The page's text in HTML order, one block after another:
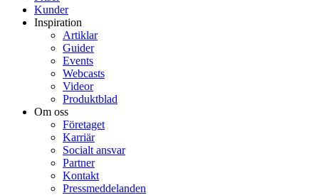
Kunder
Inspiration
Artiklar
Guider
Events
Webcasts
Videor
Produktblad
Om oss
Företaget
Karriär
Socialt ansvar
Partner
Kontakt
Pressmeddelanden